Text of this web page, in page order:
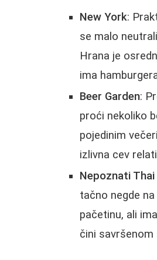
New York:
se malo
Hrana je
ima
Beer Garden:
proći nekoliko
pojedinim
izlivna cev
Nepoznati
tačno negde
pačetinu, ali
čini